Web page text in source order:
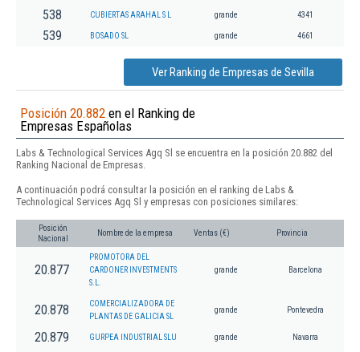
538 CUBIERTAS ARAHAL S L grande 4341
539 BOSADO SL grande 4661
Ver Ranking de Empresas de Sevilla
Posición 20.882 en el Ranking de
Empresas Españolas
Labs & Technological Services Agq Sl se encuentra en la posición 20.882 del
Ranking Nacional de Empresas.
A continuación podrá consultar la posición en el ranking de Labs &
Technological Services Agq Sl y empresas con posiciones similares:
Posición
Nacional
Nombre de la empresa Ventas (€) Provincia
20.877
PROMOTORA DEL
CARDONER INVESTMENTS
S.L.
grande Barcelona
20.878
COMERCIALIZADORA DE
PLANTAS DE GALICIA SL
grande Pontevedra
20.879 GURPEA INDUSTRIAL SLU grande Navarra